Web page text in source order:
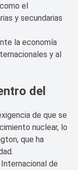
el
y secundarias
la economía
y al
del
de que se
nuclear, lo
que ha
de